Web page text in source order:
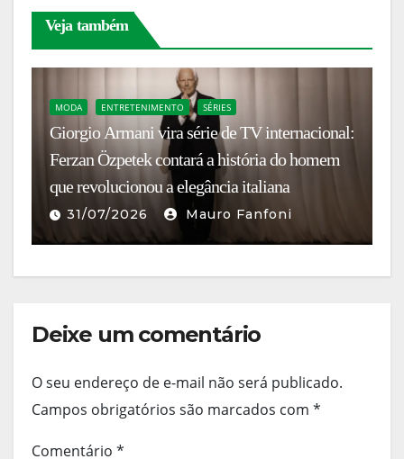
Veja também
MODA ENTRETENIMENTO SÉRIES
Giorgio Armani vira série de TV internacional:
Ferzan Özpetek contará a história do homem
que revolucionou a elegância italiana
31/07/2026 Mauro Fanfoni
Deixe um comentário
O seu endereço de e-mail não será publicado.
Campos obrigatórios são marcados com *
Comentário *